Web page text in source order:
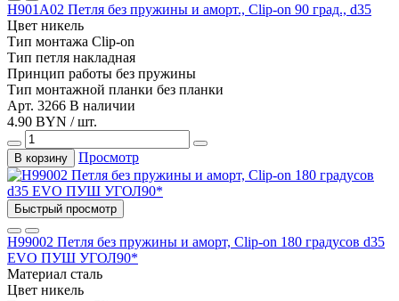
Н901A02 Петля без пружины и аморт., Clip-on 90 град., d35
Цвет никель
Тип монтажа Clip-on
Тип петля накладная
Принцип работы без пружины
Тип монтажной планки без планки
Арт. 3266 В наличии
4.90 BYN / шт.
В корзину Просмотр
Быстрый просмотр
Н99002 Петля без пружины и аморт, Clip-on 180 градусов d35
EVO ПУШ УГОЛ90*
Материал сталь
Цвет никель